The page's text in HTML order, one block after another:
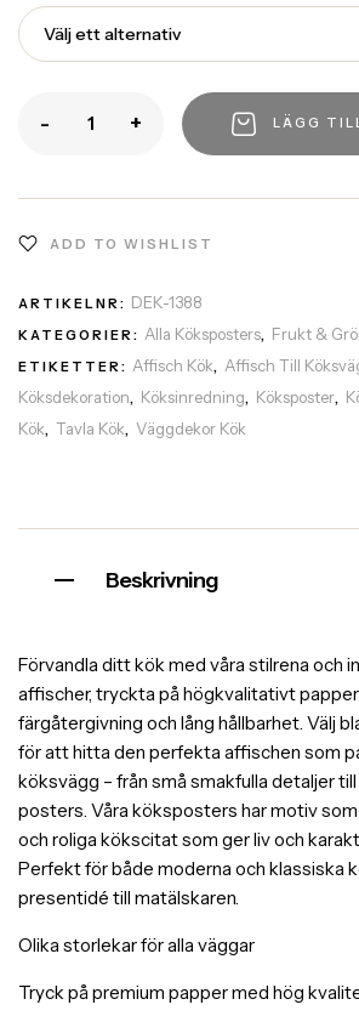
- + LÄGG
ADD TO WISHLIST
ARTIKELNR: DEK-1388
KATEGORIER: Alla Köksposters, Frukt &
ETIKETTER: Affisch Kök, Affisch Till
Köksdekoration, Köksinredning, Köksposter,
Kök, Tavla Kök, Väggdekor Kök
Beskrivning
Förvandla ditt kök med våra stilrena och
affischer, tryckta på högkvalitativt
färgåtergivning och lång hållbarhet. Välj
för att hitta den perfekta affischen som
köksvägg – från små smakfulla detaljer
posters. Våra köksposters har motiv
och roliga kökscitat som ger liv och
Perfekt för både moderna och klassiska
presentidé till matälskaren.
Olika storlekar för alla väggar
Tryck på premium papper med hög